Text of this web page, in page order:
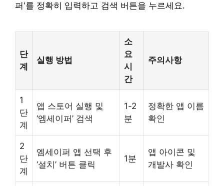
퍼’를 정확히 입력하고 검색 버튼을 누르세요.
단
계
실행 방법
소
요
시
간
주의사항
1
단
계
앱 스토어 실행 및
‘엠세이퍼’ 검색
1-2
분
정확한 앱 이름
확인
2
단
계
엠세이퍼 앱 선택 후
‘설치’ 버튼 클릭
1분
앱 아이콘 및
개발사 확인